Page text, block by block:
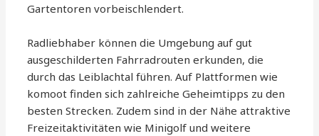
Gartentoren vorbeischlendert.
Radliebhaber können die Umgebung auf gut
ausgeschilderten Fahrradrouten erkunden, die
durch das Leiblachtal führen. Auf Plattformen wie
komoot finden sich zahlreiche Geheimtipps zu den
besten Strecken. Zudem sind in der Nähe attraktive
Freizeitaktivitäten wie Minigolf und weitere